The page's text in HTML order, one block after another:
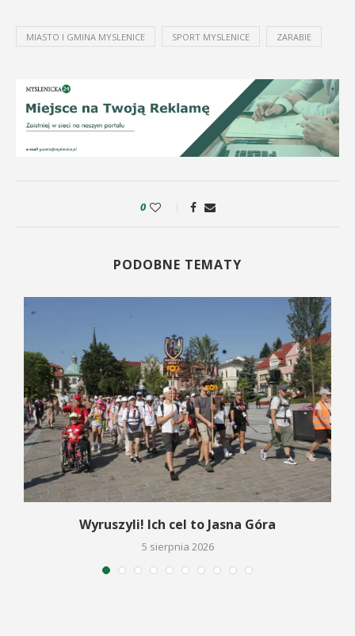
MIASTO I GMINA MYSLENICE SPORT MYSLENICE ZARABIE
0
PODOBNE TEMATY
Wyruszyli! Ich cel to Jasna Góra
5 sierpnia 2026